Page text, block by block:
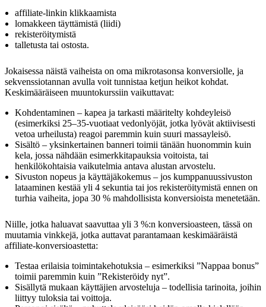
affiliate-linkin klikkaamista
lomakkeen täyttämistä (liidi)
rekisteröitymistä
talletusta tai ostosta.
Jokaisessa näistä vaiheista on oma mikrotasonsa konversiolle, ja
sekvenssiotannan avulla voit tunnistaa ketjun heikot kohdat.
Keskimääräiseen muuntokurssiin vaikuttavat:
Kohdentaminen – kapea ja tarkasti määritelty kohdeyleisö
(esimerkiksi 25–35-vuotiaat vedonlyöjät, jotka lyövät aktiivisesti
vetoa urheilusta) reagoi paremmin kuin suuri massayleisö.
Sisältö – yksinkertainen banneri toimii tänään huonommin kuin
kela, jossa nähdään esimerkkitapauksia voitoista, tai
henkilökohtaisia vaikutelmia antava alustan arvostelu.
Sivuston nopeus ja käyttäjäkokemus – jos kumppanuussivuston
lataaminen kestää yli 4 sekuntia tai jos rekisteröitymistä ennen on
turhia vaiheita, jopa 30 % mahdollisista konversioista menetetään.
Niille, jotka haluavat saavuttaa yli 3 %:n konversioasteen, tässä on
muutamia vinkkejä, jotka auttavat parantamaan keskimääräistä
affiliate-konversioastetta:
Testaa erilaisia toimintakehotuksia – esimerkiksi ”Nappaa bonus”
toimii paremmin kuin ”Rekisteröidy nyt”.
Sisällytä mukaan käyttäjien arvosteluja – todellisia tarinoita, joihin
liittyy tuloksia tai voittoja.